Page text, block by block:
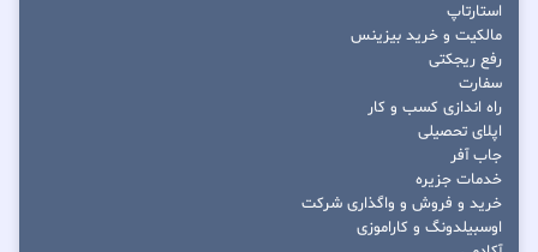
استارتاپ
مالکیت و خرید بیزینس
رفع ریجکتی
سفارت
راه اندازی کسب و کار
اپلای تحصیلی
جاب آفر
خدمات جزیره
خرید و فروش و واگذاری شرکت
اوسبیلدونگ و کاراموزی